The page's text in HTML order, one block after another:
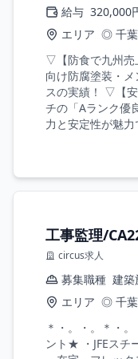
給与 320,000
エリア ◎ 千
▽【防食で九州売
向け防腐塗装・
スの実績！ ▽【
チの「Aランク優
力と安定性が魅
工事監理/
circus求人
募集職種 建築
エリア ◎ 千
＊・。・。＊・
ント★ ・JFEスチ